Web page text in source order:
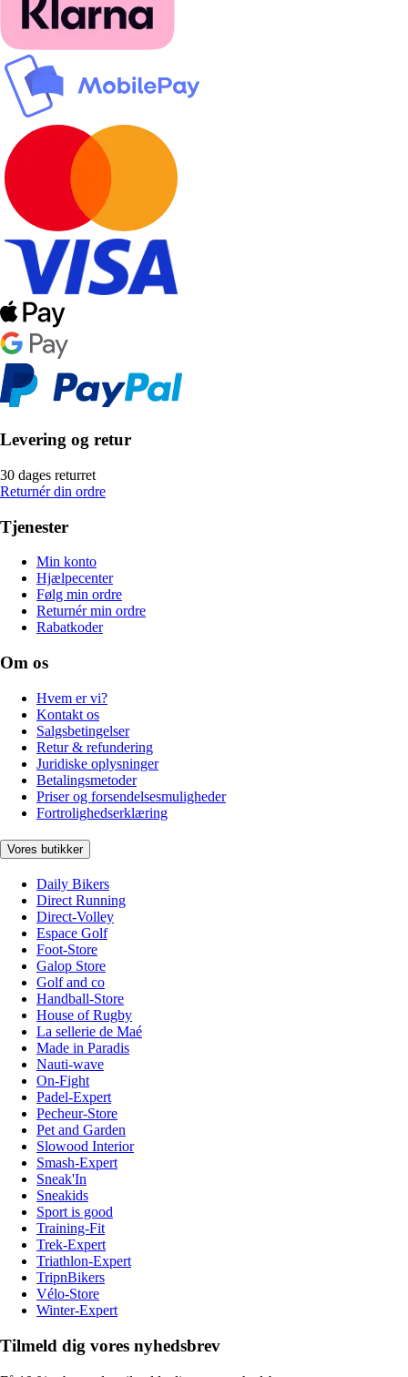
Levering og retur
30 dages returret
Returnér din ordre
Tjenester
Min konto
Hjælpecenter
Følg min ordre
Returnér min ordre
Rabatkoder
Om os
Hvem er vi?
Kontakt os
Salgsbetingelser
Retur & refundering
Juridiske oplysninger
Betalingsmetoder
Priser og forsendelsesmuligheder
Fortrolighedserklæring
Vores butikker
Daily Bikers
Direct Running
Direct-Volley
Espace Golf
Foot-Store
Galop Store
Golf and co
Handball-Store
House of Rugby
La sellerie de Maé
Made in Paradis
Nauti-wave
On-Fight
Padel-Expert
Pecheur-Store
Pet and Garden
Slowood Interior
Smash-Expert
Sneak'In
Sneakids
Sport is good
Training-Fit
Trek-Expert
Triathlon-Expert
TripnBikers
Vélo-Store
Winter-Expert
Tilmeld dig vores nyhedsbrev